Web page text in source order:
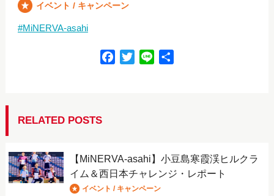
イベント / キャンペーン
MiNERVA-asahi
k
RELATED POSTS
【MiNERVA-asahi】小豆島寒霞渓ヒルクラ
イム＆西日本チャレンジ・レポート
イベント / キャンペーン